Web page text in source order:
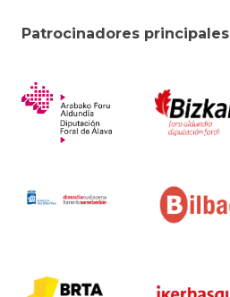
Patrocinadores principales